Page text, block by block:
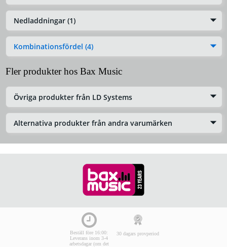
Nedladdningar (1)
Kombinationsfördel (4)
Fler produkter hos Bax Music
Övriga produkter från LD Systems
Alternativa produkter från andra varumärken
Beställ före 16:00:
Leverans inom 3-4
arbetsdagar (om det
30 dagars provperiod